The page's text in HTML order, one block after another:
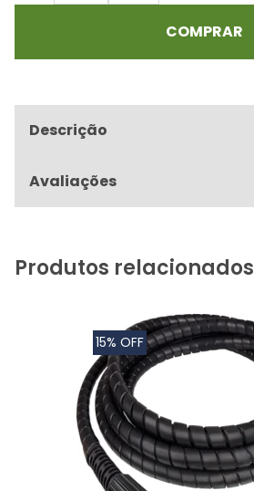
COMPRAR
Descrição
Avaliações
Produtos relacionados
15% OFF